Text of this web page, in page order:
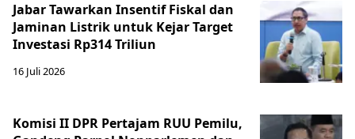
Jabar Tawarkan Insentif Fiskal dan
Jaminan Listrik untuk Kejar Target
Investasi Rp314 Triliun
16 Juli 2026
Komisi II DPR Pertajam RUU Pemilu,